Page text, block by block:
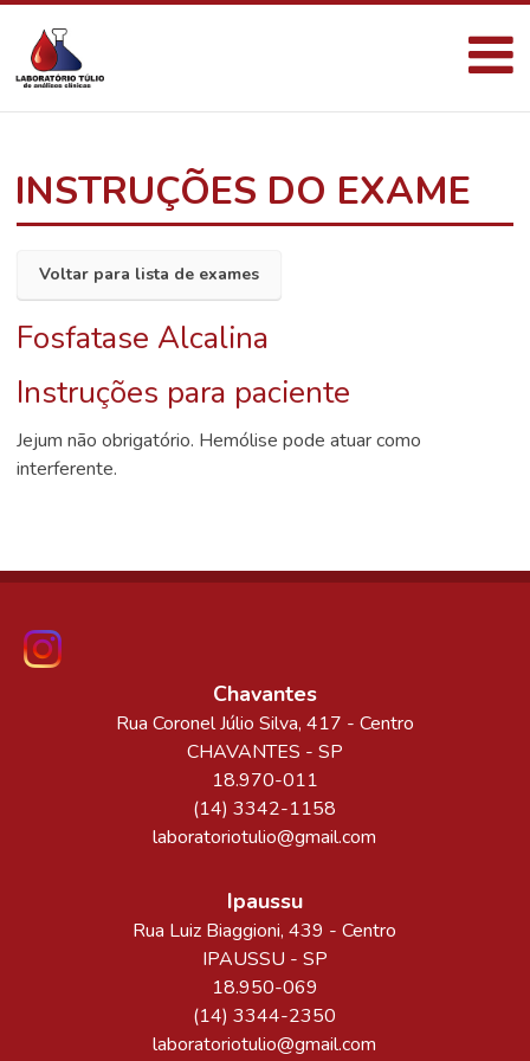
INSTRUÇÕES DO EXAME
Voltar para lista de exames
Fosfatase Alcalina
Instruções para paciente
Jejum não obrigatório. Hemólise pode atuar como
interferente.
Chavantes
Rua Coronel Júlio Silva, 417 - Centro
CHAVANTES - SP
18.970-011
(14) 3342-1158
laboratoriotulio@gmail.com
Ipaussu
Rua Luiz Biaggioni, 439 - Centro
IPAUSSU - SP
18.950-069
(14) 3344-2350
laboratoriotulio@gmail.com